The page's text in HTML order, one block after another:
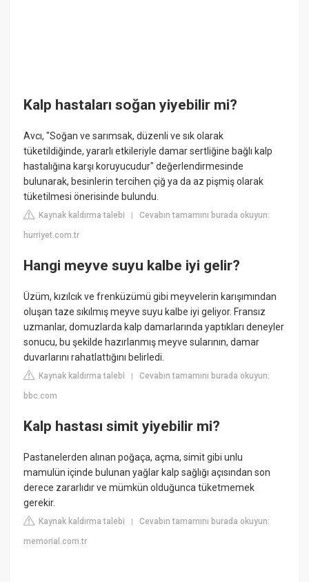
Kalp hastaları soğan yiyebilir mi?
Avcı, "Soğan ve sarımsak, düzenli ve sık olarak
tüketildiğinde, yararlı etkileriyle damar sertliğine bağlı kalp
hastalığına karşı koruyucudur" değerlendirmesinde
bulunarak, besinlerin tercihen çiğ ya da az pişmiş olarak
tüketilmesi önerisinde bulundu.
Kaynak kaldırma talebi |Cevabın tamamını burada okuyun:
hurriyet.com.tr
Hangi meyve suyu kalbe iyi gelir?
Üzüm, kızılcık ve frenküzümü gibi meyvelerin karışımından
oluşan taze sıkılmış meyve suyu kalbe iyi geliyor. Fransız
uzmanlar, domuzlarda kalp damarlarında yaptıkları deneyler
sonucu, bu şekilde hazırlanmış meyve sularının, damar
duvarlarını rahatlattığını belirledi.
Kaynak kaldırma talebi |Cevabın tamamını burada okuyun:
bbc.com
Kalp hastası simit yiyebilir mi?
Pastanelerden alınan poğaça, açma, simit gibi unlu
mamulün içinde bulunan yağlar kalp sağlığı açısından son
derece zararlıdır ve mümkün olduğunca tüketmemek
gerekir.
Kaynak kaldırma talebi |Cevabın tamamını burada okuyun:
memorial.com.tr